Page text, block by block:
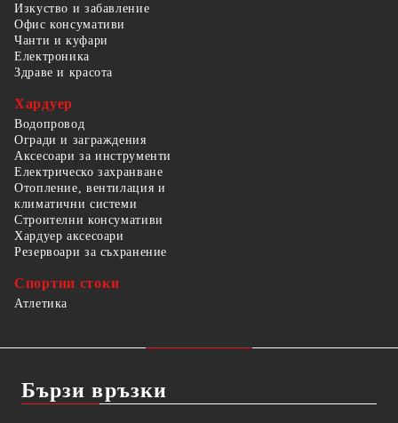
Изкуство и забавление
Офис консумативи
Чанти и куфари
Електроника
Здраве и красота
Хардуер
Водопровод
Огради и заграждения
Аксесоари за инструменти
Електрическо захранване
Отопление, вентилация и
климатични системи
Строителни консумативи
Хардуер аксесоари
Резервоари за съхранение
Спортни стоки
Атлетика
Бързи връзки